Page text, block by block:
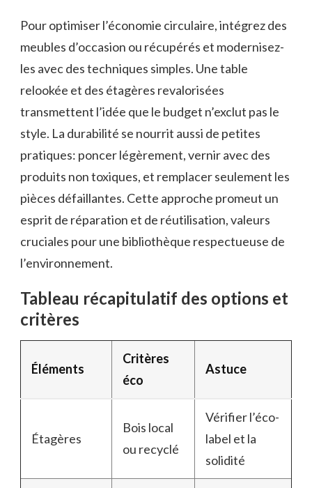
Pour optimiser l’économie circulaire, intégrez des
meubles d’occasion ou récupérés et modernisez-
les avec des techniques simples. Une table
relookée et des étagères revalorisées
transmettent l’idée que le budget n’exclut pas le
style. La durabilité se nourrit aussi de petites
pratiques: poncer légèrement, vernir avec des
produits non toxiques, et remplacer seulement les
pièces défaillantes. Cette approche promeut un
esprit de réparation et de réutilisation, valeurs
cruciales pour une bibliothèque respectueuse de
l’environnement.
Tableau récapitulatif des options et
critères
Éléments
Critères
éco
Astuce
Étagères
Bois local
ou recyclé
Vérifier l’éco-
label et la
solidité